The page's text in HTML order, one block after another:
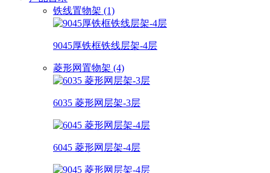
铁线置物架 (1)
9045厚铁框铁线层架-4层
菱形网置物架 (4)
6035 菱形网层架-3层
6045 菱形网层架-4层